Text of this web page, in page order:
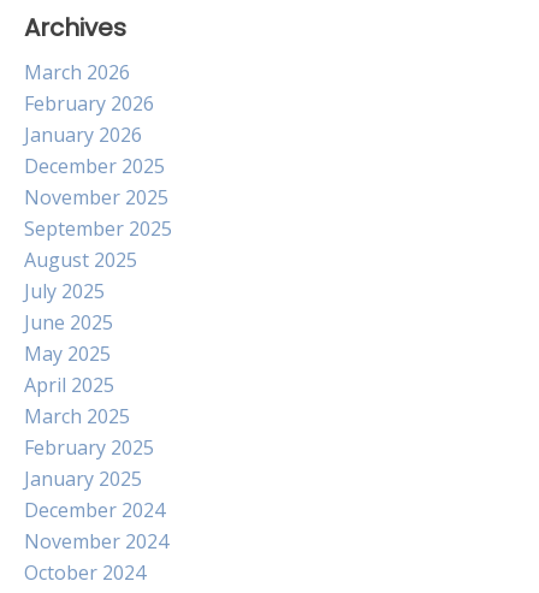
Archives
March 2026
February 2026
January 2026
December 2025
November 2025
September 2025
August 2025
July 2025
June 2025
May 2025
April 2025
March 2025
February 2025
January 2025
December 2024
November 2024
October 2024